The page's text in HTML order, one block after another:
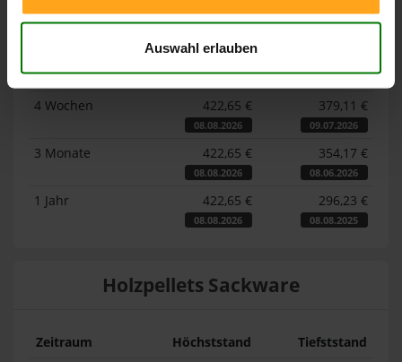
Auswahl erlauben
Lose Holzpellets
Zeitraum Höchststand
Tiefststand
4 Wochen
422,65 €
08.08.2026
379,11 €
09.07.2026
3 Monate 422,65 €
08.08.2026
354,17 €
08.06.2026
1 Jahr 422,65 €
08.08.2026
296,23 €
08.08.2025
Holzpellets Sackware
Zeitraum Höchststand
Tiefststand